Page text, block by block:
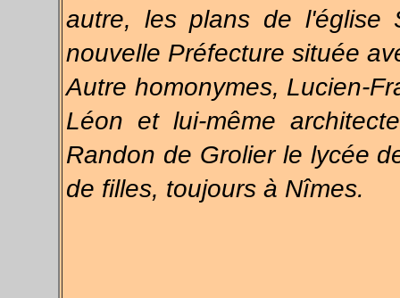
autre, les plans de l'église
nouvelle Préfecture située
Autre homonymes, Lucien-
Léon et lui-même
Randon de Grolier le lycée
de filles, toujours à Nîmes.